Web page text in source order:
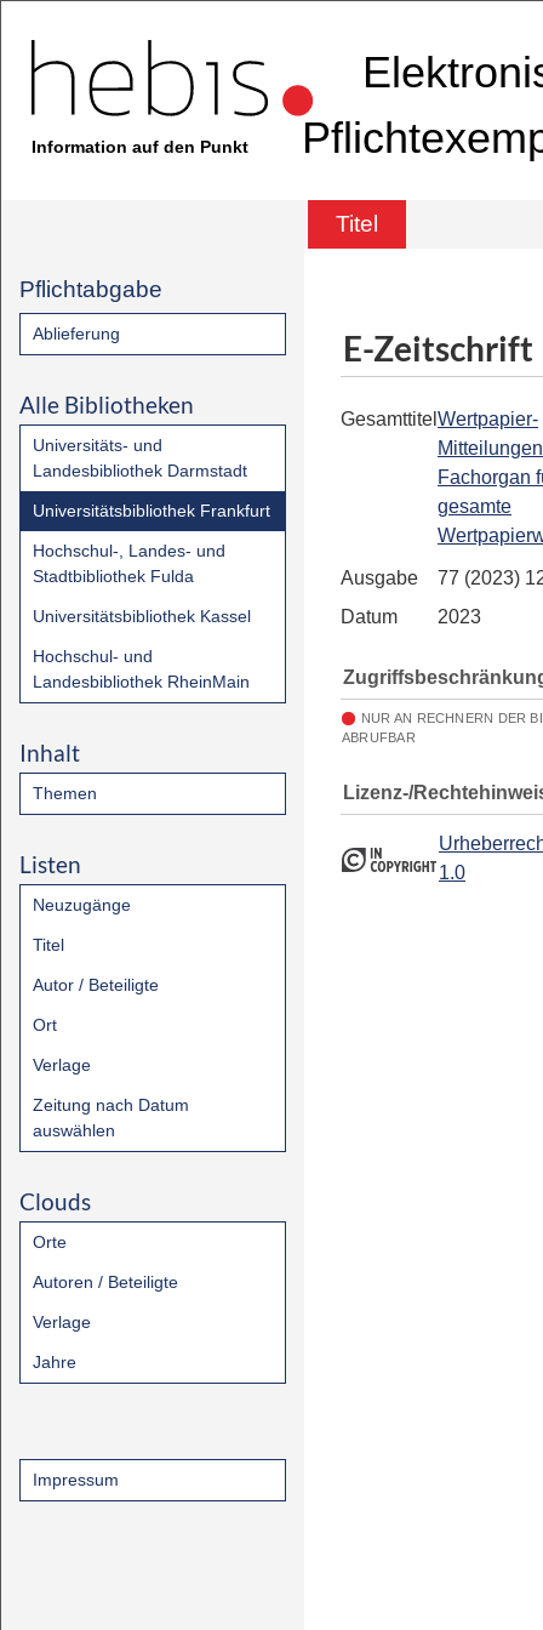
Information auf den Punkt
Titel
Pflichtabgabe
Ablieferung
Alle Bibliotheken
Universitäts- und
Landesbibliothek Darmstadt
Universitätsbibliothek Frankfurt
Hochschul-, Landes- und
Stadtbibliothek Fulda
Universitätsbibliothek Kassel
Hochschul- und
Landesbibliothek RheinMain
Inhalt
Themen
Listen
Neuzugänge
Titel
Autor / Beteiligte
Ort
Verlage
Zeitung nach Datum
auswählen
Clouds
Orte
Autoren / Beteiligte
Verlage
Jahre
Impressum
E-Zeitschrift
Gesamttitel Wertpapier-
Fachorgan
gesamte
Ausgabe
77 (2023)
Datum
2023
NUR AN RECHNERN DER
ABRUFBAR
Lizenz-/
1.0